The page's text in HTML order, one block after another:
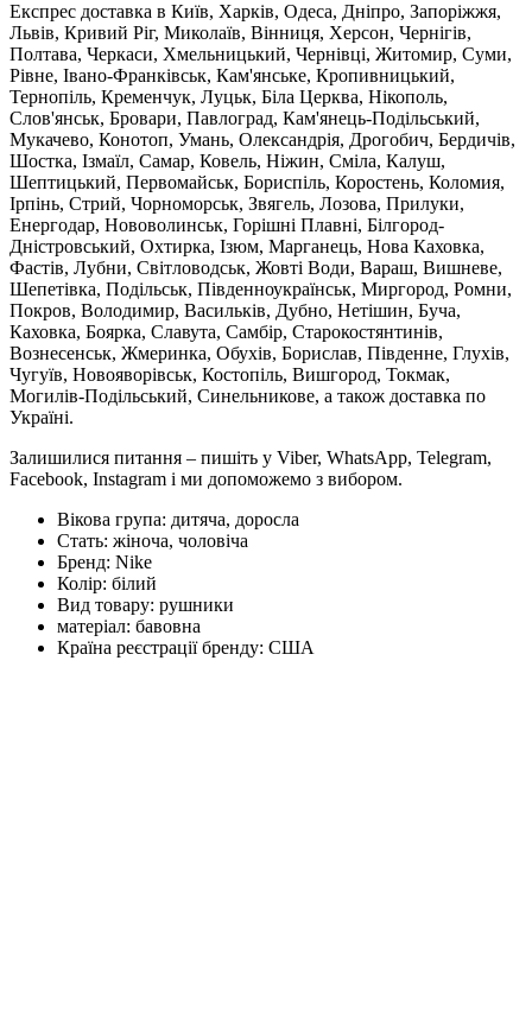
Експрес доставка в Київ, Харків, Одеса, Дніпро, Запоріжжя,
Львів, Кривий Ріг, Миколаїв, Вінниця, Херсон, Чернігів,
Полтава, Черкаси, Хмельницький, Чернівці, Житомир, Суми,
Рівне, Івано-Франківськ, Кам'янське, Кропивницький,
Тернопіль, Кременчук, Луцьк, Біла Церква, Нікополь,
Слов'янськ, Бровари, Павлоград, Кам'янець-Подільський,
Мукачево, Конотоп, Умань, Олександрія, Дрогобич, Бердичів,
Шостка, Ізмаїл, Самар, Ковель, Ніжин, Сміла, Калуш,
Шептицький, Первомайськ, Бориспіль, Коростень, Коломия,
Ірпінь, Стрий, Чорноморськ, Звягель, Лозова, Прилуки,
Енергодар, Нововолинськ, Горішні Плавні, Білгород-
Дністровський, Охтирка, Ізюм, Марганець, Нова Каховка,
Фастів, Лубни, Світловодськ, Жовті Води, Вараш, Вишневе,
Шепетівка, Подільськ, Південноукраїнськ, Миргород, Ромни,
Покров, Володимир, Васильків, Дубно, Нетішин, Буча,
Каховка, Боярка, Славута, Самбір, Старокостянтинів,
Вознесенськ, Жмеринка, Обухів, Борислав, Південне, Глухів,
Чугуїв, Новояворівськ, Костопіль, Вишгород, Токмак,
Могилів-Подільський, Синельникове, а також доставка по
Україні.
Залишилися питання – пишіть у Viber, WhatsApp, Telegram,
Facebook, Instagram і ми допоможемо з вибором.
Вікова група: дитяча, доросла
Стать: жіноча, чоловіча
Бренд: Nike
Колір: білий
Вид товару: рушники
матеріал: бавовна
Країна реєстрації бренду: США